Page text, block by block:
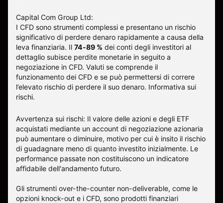
Capital Com Group Ltd:
I CFD sono strumenti complessi e presentano un rischio
significativo di perdere denaro rapidamente a causa della
leva finanziaria. Il 74-89 % dei conti degli investitori al
dettaglio subisce perdite monetarie in seguito a
negoziazione in CFD. Valuti se comprende il
funzionamento dei CFD e se può permettersi di correre
l’elevato rischio di perdere il suo denaro. Informativa sui
rischi.
Avvertenza sui rischi: Il valore delle azioni e degli ETF
acquistati mediante un account di negoziazione azionaria
può aumentare o diminuire, motivo per cui è insito il rischio
di guadagnare meno di quanto investito inizialmente. Le
performance passate non costituiscono un indicatore
affidabile dell'andamento futuro.
Gli strumenti over-the-counter non-deliverable, come le
opzioni knock-out e i CFD, sono prodotti finanziari